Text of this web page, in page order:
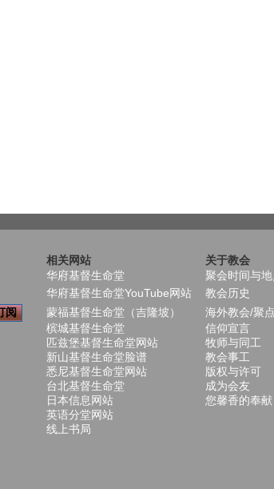
相关网站 关于教会
华府基督生命堂 聚会时间与地
华府基督生命堂YouTube网站 教会历史
蒙福基督生命堂（吉隆坡） 海外教会/聚点
槟城基督生命堂
信仰宣言
匹兹堡基督生命堂网站 牧师与同工
新山基督生命堂脸谱
教会事工
悉尼基督生命堂网站
版权与许可
台北基督生命堂
成为会友
日本信息网站
您馨香的奉献
英语分堂网站
线上书局